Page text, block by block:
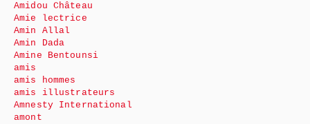
Amidou Château
Amie lectrice
Amin Allal
Amin Dada
Amine Bentounsi
amis
amis hommes
amis illustrateurs
Amnesty International
amont